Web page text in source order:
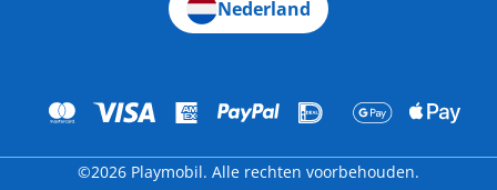
Nederland
©2026 Playmobil. Alle rechten voorbehouden.